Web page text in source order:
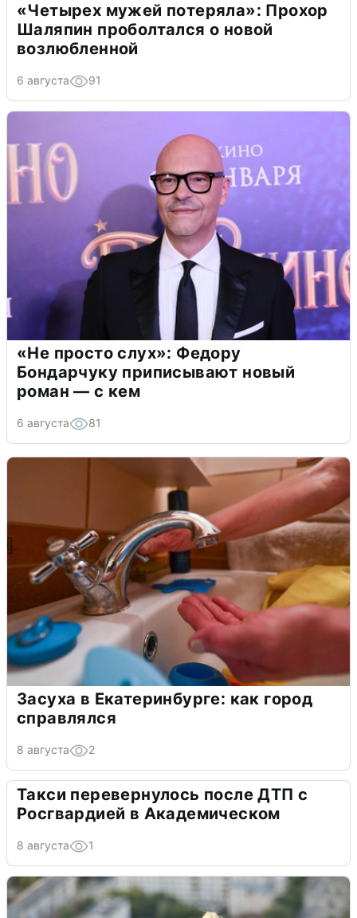
«Четырех мужей потеряла»: Прохор
Шаляпин проболтался о новой
возлюбленной
6 августа 91
«Не просто слух»: Федору
Бондарчуку приписывают новый
роман — с кем
6 августа 81
Засуха в Екатеринбурге: как город
справлялся
8 августа 2
Такси перевернулось после ДТП с
Росгвардией в Академическом
8 августа 1